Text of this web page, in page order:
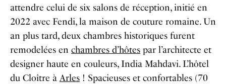
attendre celui de six salons de réception, initié en
2022 avec Fendi, la maison de couture romaine. Un
an plus tard, deux chambres historiques furent
remodelées en chambres d’hôtes par l’architecte et
designer haute en couleurs, India Mahdavi. L’hôtel
du Cloître à Arles ! Spacieuses et confortables (70